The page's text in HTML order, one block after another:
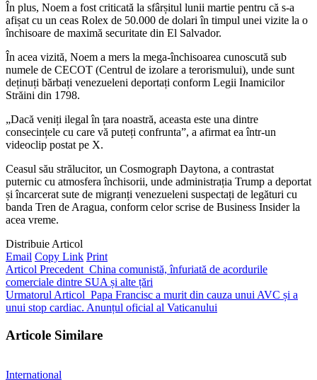
În plus, Noem a fost criticată la sfârșitul lunii martie pentru că s-a
afișat cu un ceas Rolex de 50.000 de dolari în timpul unei vizite la o
închisoare de maximă securitate din El Salvador.
În acea vizită, Noem a mers la mega-închisoarea cunoscută sub
numele de CECOT (Centrul de izolare a terorismului), unde sunt
deținuți bărbați venezueleni deportați conform Legii Inamicilor
Străini din 1798.
„Dacă veniți ilegal în țara noastră, aceasta este una dintre
consecințele cu care vă puteți confrunta”, a afirmat ea într-un
videoclip postat pe X.
Ceasul său strălucitor, un Cosmograph Daytona, a contrastat
puternic cu atmosfera închisorii, unde administrația Trump a deportat
și încarcerat sute de migranți venezueleni suspectați de legături cu
banda Tren de Aragua, conform celor scrise de Business Insider la
acea vreme.
Distribuie Articol
Email Copy Link Print
Articol Precedent China comunistă, înfuriată de acordurile
comerciale dintre SUA și alte țări
Urmatorul Articol Papa Francisc a murit din cauza unui AVC și a
unui stop cardiac. Anunțul oficial al Vaticanului
Articole Similare
International